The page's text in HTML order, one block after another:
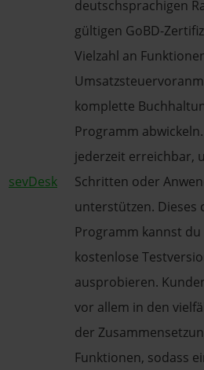
sevDesk
deutschsprachigen
gültigen GoBD-
Vielzahl an
komplette
Programm
jederzeit erreichbar,
Schritten oder
unterstützen. Dieses
Programm kannst
kostenlose
ausprobieren.
vor allem in den
der
Funktionen, sodass